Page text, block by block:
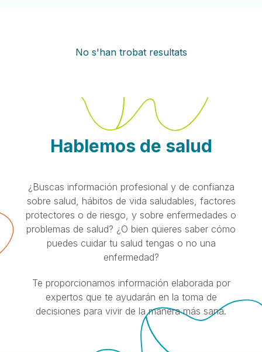
No s'han trobat resultats
Hablemos de salud
¿Buscas información profesional y de confianza
sobre salud, hábitos de vida saludables, factores
protectores o de riesgo, y sobre enfermedades o
problemas de salud? ¿O bien quieres saber cómo
puedes cuidar tu salud tengas o no una
enfermedad?
Te proporcionamos información elaborada por
expertos que te ayudarán en la toma de
decisiones para vivir de la manera más sana.